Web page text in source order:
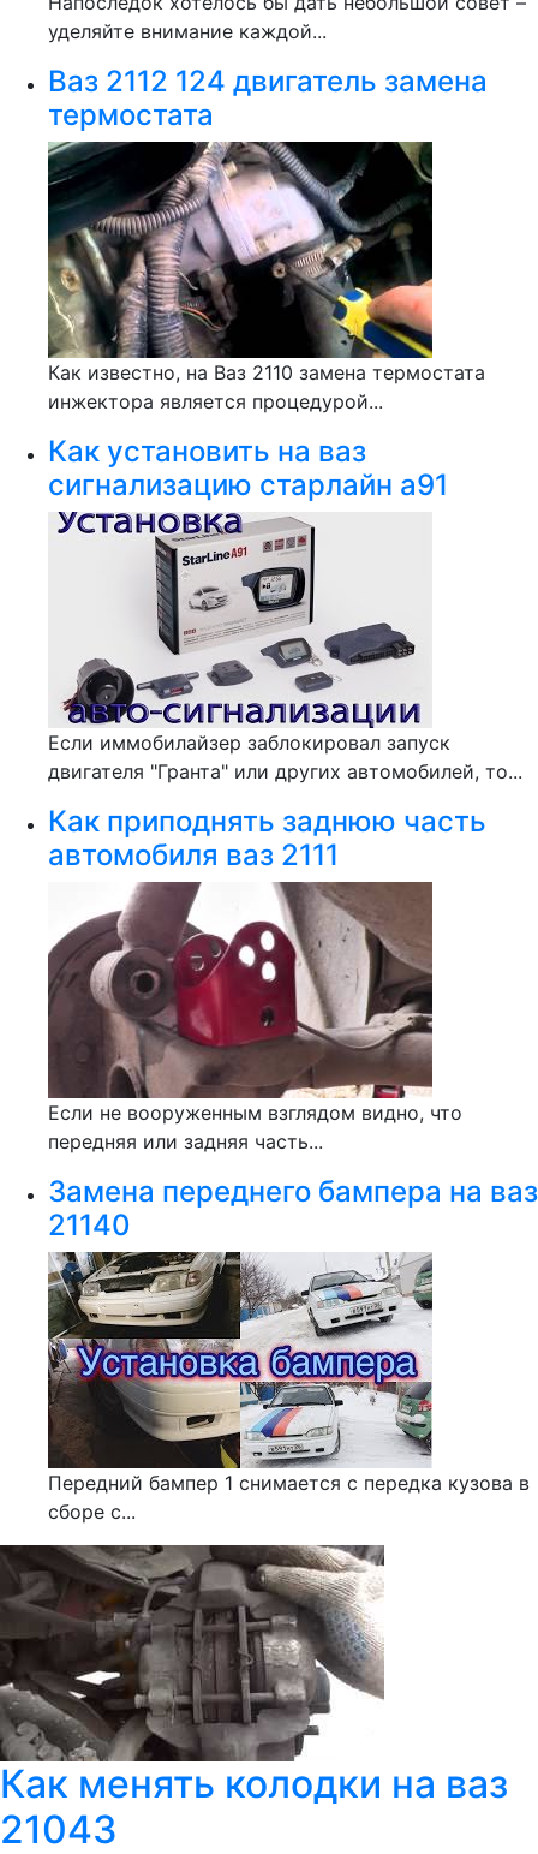
уделяйте внимание каждой...
Ваз 2112 124 двигатель замена
термостата
Как известно, на Ваз 2110 замена термостата
инжектора является процедурой...
Как установить на ваз
сигнализацию старлайн а91
Если иммобилайзер заблокировал запуск
двигателя "Гранта" или других автомобилей, то...
Как приподнять заднюю часть
автомобиля ваз 2111
Если не вооруженным взглядом видно, что
передняя или задняя часть...
Замена переднего бампера на ваз
21140
Передний бампер 1 снимается с передка кузова в
сборе с...
Как менять колодки на ваз
21043